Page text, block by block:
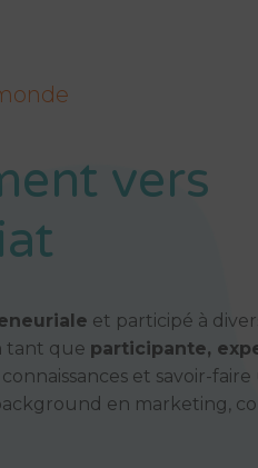
vers
et participé à
tant que participante,
connaissances et savoir-
en marketing,